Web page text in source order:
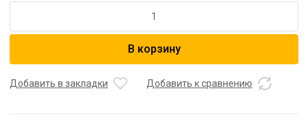
ROMMER
стальной
В корзину
Добавить в закладки Добавить к сравнению